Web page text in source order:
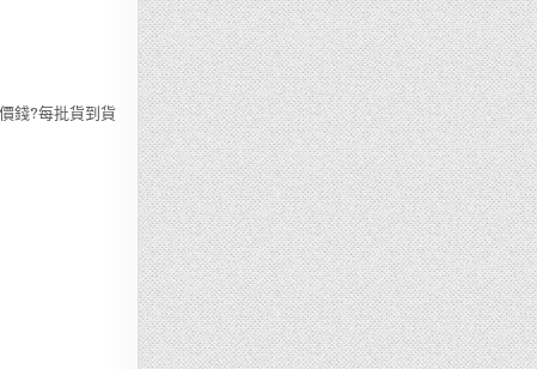
錢?每批貨到貨